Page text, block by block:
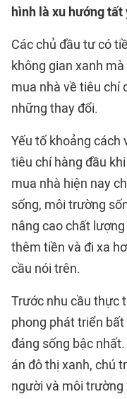
hình là xu hướng
Các chủ đầu tư có
không gian xanh
mua nhà về tiêu chí
những thay đổi.
Yếu tố khoảng cách
tiêu chí hàng đầu
mua nhà hiện nay
sống, môi trường
nâng cao chất
thêm tiền và đi xa
cầu nói trên.
Trước nhu cầu thực
phong phát triển
đáng sống bậc
án đô thị xanh, chú
người và môi